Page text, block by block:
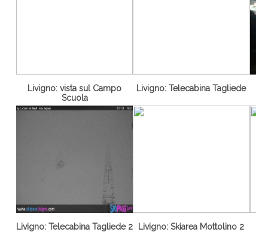
Livigno: vista sul Campo
Scuola
Livigno: Telecabina Tagliede
Livigno: Telecabina Tagliede 2 Livigno: Skiarea Mottolino 2